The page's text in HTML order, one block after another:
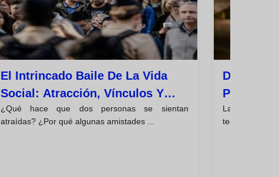
El Intrincado Baile De La Vida
Social: Atracción, Vínculos Y
Dinámicas Grupales
¿Qué hace que dos personas se sientan
atraídas? ¿Por qué algunas amistades ...
Descubre
La
teórico; es